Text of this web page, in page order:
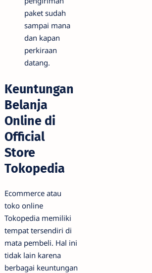
paket sudah
sampai mana
dan kapan
perkiraan
datang.
Keuntungan
Belanja
Online di
Official
Store
Tokopedia
Ecommerce atau
toko online
Tokopedia memiliki
tempat tersendiri di
mata pembeli. Hal ini
tidak lain karena
berbagai keuntungan